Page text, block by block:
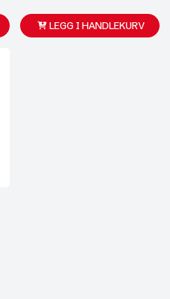
LEGG I HANDLEKURV